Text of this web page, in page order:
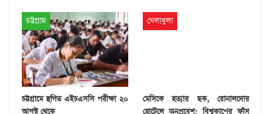
চট্টগ্রাম
চট্টগ্রামে স্থগিত এইচএসসি পরীক্ষা ২০
আগস্ট থেকে
খেলাধুলা
মেসিকে হত্যার ছক, রোনালদোর
হোটেলে অনুপ্রবেশ: বিশ্বকাপের ফাঁস